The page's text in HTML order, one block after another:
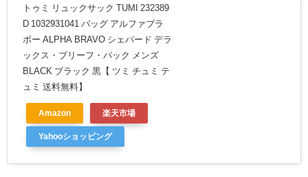
トゥミ リュックサック TUMI 232389
D 1032931041 バッグ アルファブラ
ボー ALPHA BRAVO シェパード デラ
ックス・ブリーフ・パック メンズ
BLACK ブラック 黒【 ツミ チュミ テ
ュミ 送料無料】
Amazon 楽天市場
Yahooショッピング